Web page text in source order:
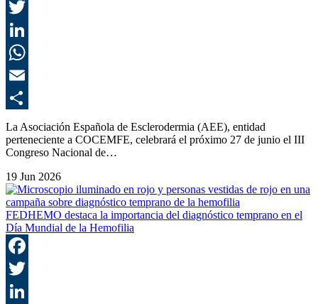
La Asociación Española de Esclerodermia (AEE), entidad
perteneciente a COCEMFE, celebrará el próximo 27 de junio el III
Congreso Nacional de…
19 Jun 2026
FEDHEMO destaca la importancia del diagnóstico temprano en el
Día Mundial de la Hemofilia